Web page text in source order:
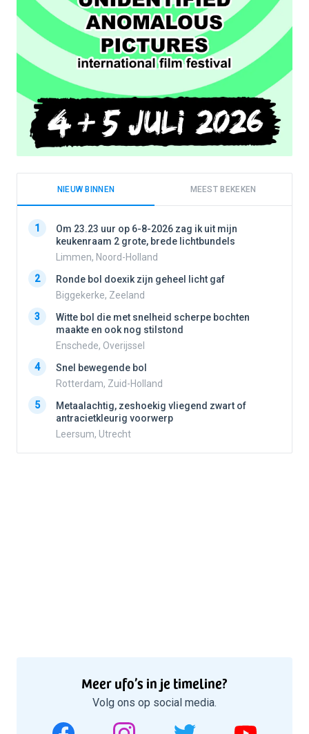
NIEUW BINNEN MEEST BEKEKEN
1
Om 23.23 uur op 6-8-2026 zag ik uit mijn
keukenraam 2 grote, brede lichtbundels
Limmen, Noord-Holland
2
Ronde bol doexik zijn geheel licht gaf
Biggekerke, Zeeland
3
Witte bol die met snelheid scherpe bochten
maakte en ook nog stilstond
Enschede, Overijssel
4
Snel bewegende bol
Rotterdam, Zuid-Holland
5
Metaalachtig, zeshoekig vliegend zwart of
antracietkleurig voorwerp
Leersum, Utrecht
Meer ufo’s in je timeline?
Volg ons op social media.